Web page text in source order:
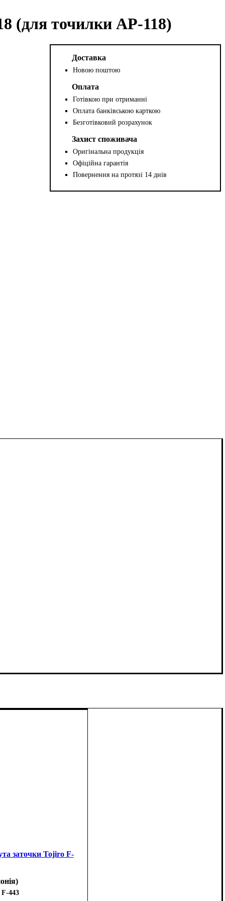
(для точилки AP-118)
Доставка
Новою поштою
Оплата
Готівкою при отриманні
Оплата банківською карткою
Безготівковий розрахунок
Захист споживача
Оригінальна продукція
Офіційна гарантія
Повернення на протязі 14 днів
заточки Tojiro F-
F-443